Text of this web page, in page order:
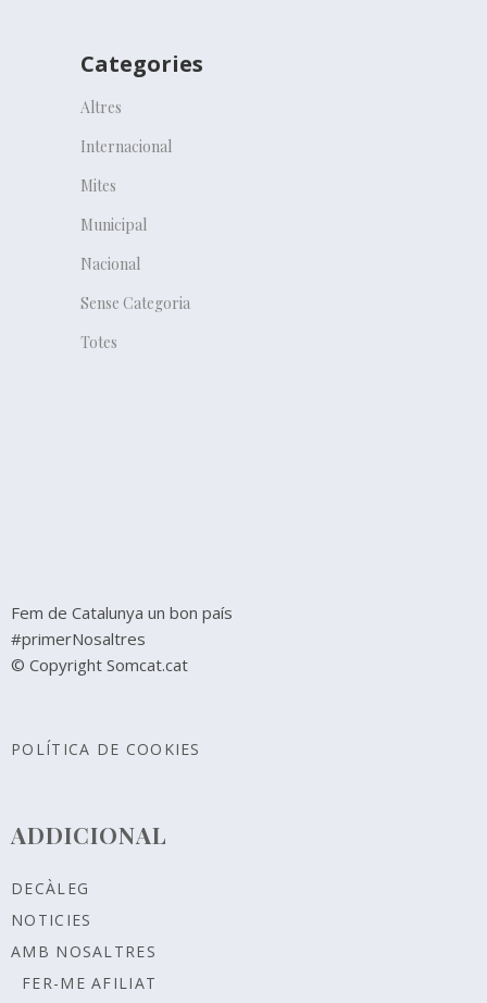
Categories
Altres
Internacional
Mites
Municipal
Nacional
Sense Categoria
Totes
Fem de Catalunya un bon país
#primerNosaltres
© Copyright Somcat.cat
POLÍTICA DE COOKIES
ADDICIONAL
DECÀLEG
NOTICIES
AMB NOSALTRES
FER-ME AFILIAT